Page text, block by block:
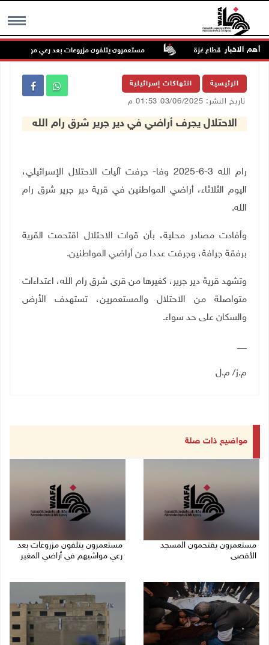
MENU أهم الاخبار مستعمرون يتلفون مزروعات بعد رعي مواشيهم في
الرئيسية انتهاكات إسرائيلية
تاريخ النشر: 03/06/2025 01:53 م
الاحتلال يجرف أراضي في دير جرير شرق رام الله
رام الله 3-6-2025 وفا- جرفت آليات الاحتلال الإسرائيلي،
اليوم الثلاثاء، أراضي المواطنين في قرية دير جرير شرق رام
الله.
وأفادت مصادر محلية، بأن قوات الاحتلال اقتحمت القرية
برفقة جرافة، وجرفت عددا من أراضي المواطنين.
وتشهد قرية دير جرير، كغيرها من قرى شرق رام الله، اعتداءات
متواصلة من الاحتلال والمستعمرين، تستهدف الأرض
والسكان على حد سواء.
م.ز/ م.ل
مواضيع ذات صلة
مستعمرون يقتحمون المسجد
الأقصى
مستعمرون يتلفون مزروعات بعد
رعي مواشيهم في أراضي المغير